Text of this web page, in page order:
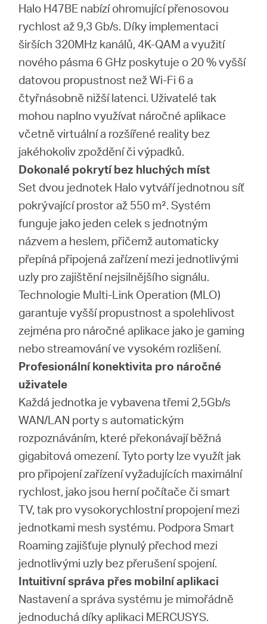
Halo H47BE nabízí ohromující přenosovou
rychlost až 9,3 Gb/s. Díky implementaci
širších 320MHz kanálů, 4K-QAM a využití
nového pásma 6 GHz poskytuje o 20 % vyšší
datovou propustnost než Wi-Fi 6 a
čtyřnásobně nižší latenci. Uživatelé tak
mohou naplno využívat náročné aplikace
včetně virtuální a rozšířené reality bez
jakéhokoliv zpoždění či výpadků.
Dokonalé pokrytí bez hluchých míst
Set dvou jednotek Halo vytváří jednotnou síť
pokrývající prostor až 550 m². Systém
funguje jako jeden celek s jednotným
názvem a heslem, přičemž automaticky
přepíná připojená zařízení mezi jednotlivými
uzly pro zajištění nejsilnějšího signálu.
Technologie Multi-Link Operation (MLO)
garantuje vyšší propustnost a spolehlivost
zejména pro náročné aplikace jako je gaming
nebo streamování ve vysokém rozlišení.
Profesionální konektivita pro náročné
uživatele
Každá jednotka je vybavena třemi 2,5Gb/s
WAN/LAN porty s automatickým
rozpoznáváním, které překonávají běžná
gigabitová omezení. Tyto porty lze využít jak
pro připojení zařízení vyžadujících maximální
rychlost, jako jsou herní počítače či smart
TV, tak pro vysokorychlostní propojení mezi
jednotkami mesh systému. Podpora Smart
Roaming zajišťuje plynulý přechod mezi
jednotlivými uzly bez přerušení spojení.
Intuitivní správa přes mobilní aplikaci
Nastavení a správa systému je mimořádně
jednoduchá díky aplikaci MERCUSYS.